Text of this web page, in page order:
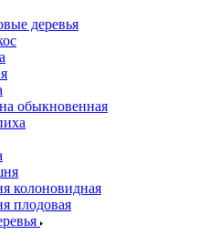
деревья
обыкновенная
колоновидная
плодовая